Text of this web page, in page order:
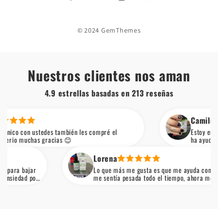
© 2024 GemThemes
Nuestros clientes nos aman
4.9 estrellas basadas en213 reseñas
también les compré el
😊
Camilo R.
Estoy en proceso de
ha ayudado a sentirme
dieta.
Lorena
Lo que más me gusta es que me ayuda con la hinchazón.
me sentía pesada todo el tiempo, ahora me siento más